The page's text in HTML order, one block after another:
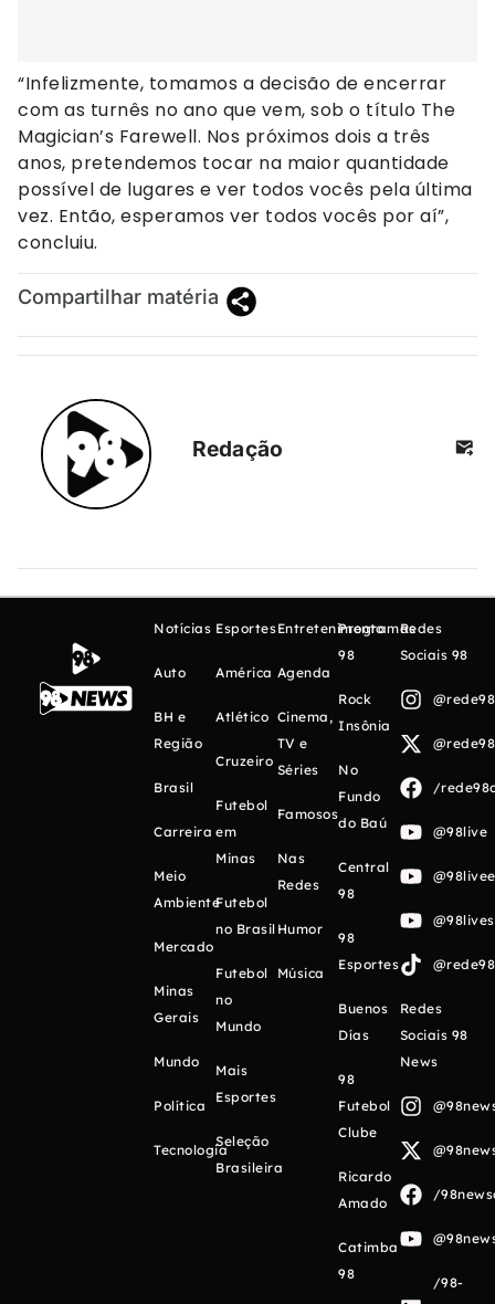
“Infelizmente, tomamos a decisão de encerrar
com as turnês no ano que vem, sob o título The
Magician’s Farewell. Nos próximos dois a três
anos, pretendemos tocar na maior quantidade
possível de lugares e ver todos vocês pela última
vez. Então, esperamos ver todos vocês por aí”,
concluiu.
Compartilhar matéria
Redação
Notícias
Auto
BH e
Região
Brasil
Carreira
Meio
Ambiente
Mercado
Minas
Gerais
Mundo
Política
Tecnologia
Esportes
América
Atlético
Cruzeiro
Futebol
em
Minas
Futebol
no Brasil
Futebol
no
Mundo
Mais
Esportes
Seleção
Brasileira
Entretenimento
Agenda
Cinema,
TV e
Séries
Famosos
Nas
Redes
Humor
Música
Programas
98
Rock
Insônia
No
Fundo
do Baú
Central
98
98
Esportes
Buenos
Días
98
Futebol
Clube
Ricardo
Amado
Catimba
98
Redes
Sociais 98
/
@98live
Redes
Sociais 98
News
/
/98-